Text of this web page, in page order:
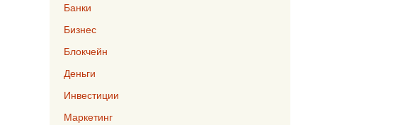
Банки
Бизнес
Блокчейн
Деньги
Инвестиции
Маркетинг